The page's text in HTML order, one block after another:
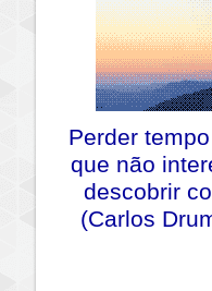
Perder
que não
descobrir
(Carlos